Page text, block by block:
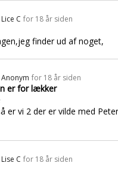
Lice C for 18 år siden
finder ud af noget,
Anonym for 18 år siden
er for lækker
er vi 2 der er vilde med
Lise C for 18 år siden